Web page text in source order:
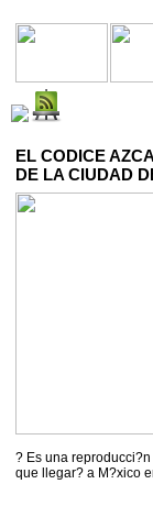
EL CODICE
DE LA CIUDAD
? Es una
que llegar? a M?xico